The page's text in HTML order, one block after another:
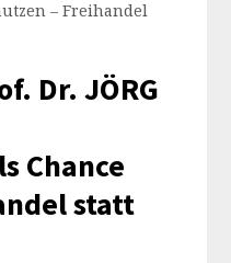
Dr. JÖRG
Chance
statt